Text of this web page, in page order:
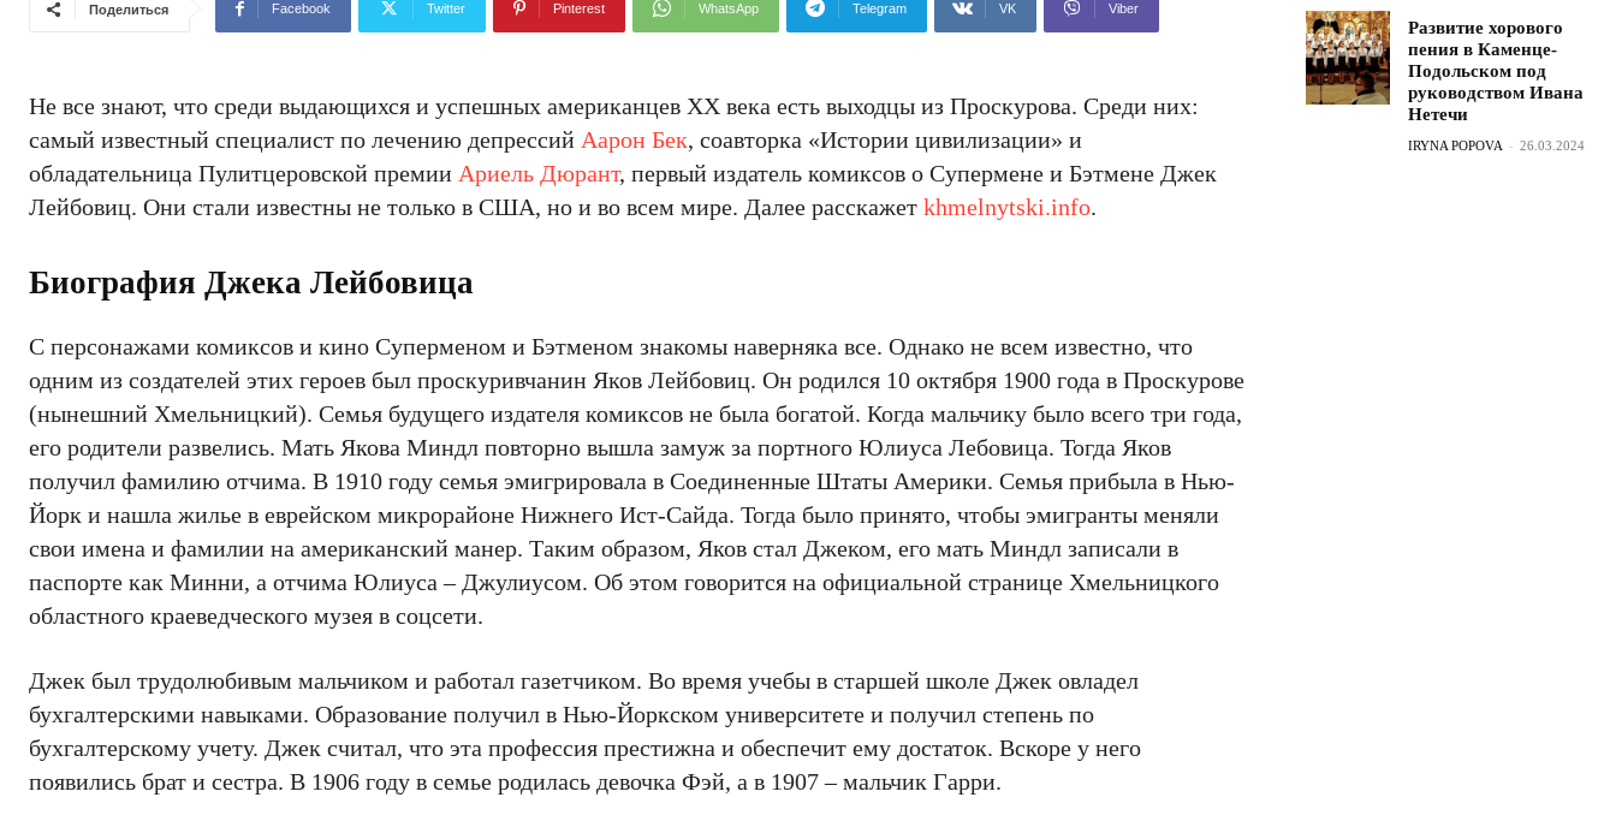
Поделиться Facebook Twitter Pinterest WhatsApp Telegram VK Viber
Не все знают, что среди выдающихся и успешных американцев ХХ века есть выходцы из Проскурова. Среди них:
самый известный специалист по лечению депрессий Аарон Бек, соавторка «Истории цивилизации» и
обладательница Пулитцеровской премии Ариель Дюрант, первый издатель комиксов о Супермене и Бэтмене Джек
Лейбовиц. Они стали известны не только в США, но и во всем мире. Далее расскажет khmelnytski.info.
Биография Джека Лейбовица
С персонажами комиксов и кино Суперменом и Бэтменом знакомы наверняка все. Однако не всем известно, что
одним из создателей этих героев был проскуривчанин Яков Лейбовиц. Он родился 10 октября 1900 года в Проскурове
(нынешний Хмельницкий). Семья будущего издателя комиксов не была богатой. Когда мальчику было всего три года,
его родители развелись. Мать Якова Миндл повторно вышла замуж за портного Юлиуса Лебовица. Тогда Яков
получил фамилию отчима. В 1910 году семья эмигрировала в Соединенные Штаты Америки. Семья прибыла в Нью-
Йорк и нашла жилье в еврейском микрорайоне Нижнего Ист-Сайда. Тогда было принято, чтобы эмигранты меняли
свои имена и фамилии на американский манер. Таким образом, Яков стал Джеком, его мать Миндл записали в
паспорте как Минни, а отчима Юлиуса – Джулиусом. Об этом говорится на официальной странице Хмельницкого
областного краеведческого музея в соцсети.
Джек был трудолюбивым мальчиком и работал газетчиком. Во время учебы в старшей школе Джек овладел
бухгалтерскими навыками. Образование получил в Нью-Йоркском университете и получил степень по
бухгалтерскому учету. Джек считал, что эта профессия престижна и обеспечит ему достаток. Вскоре у него
появились брат и сестра. В 1906 году в семье родилась девочка Фэй, а в 1907 – мальчик Гарри.
Развитие хорового
пения в Каменце-
Подольском под
руководством Ивана
Нетечи
IRYNA POPOVA - 26.03.2024